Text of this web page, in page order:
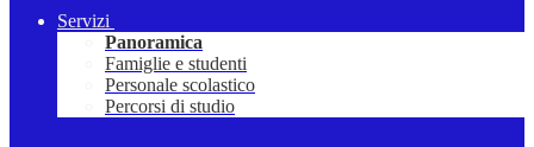
Servizi
Panoramica
Famiglie e studenti
Personale scolastico
Percorsi di studio